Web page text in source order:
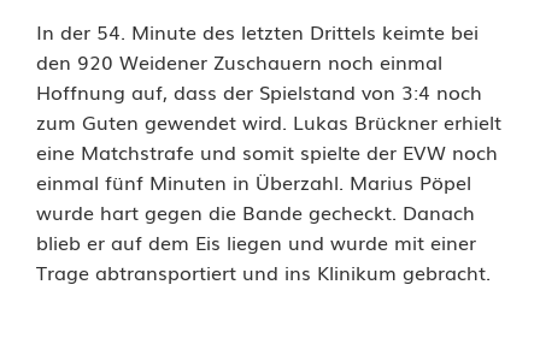
e
r
e
N
i
e
In der 54. Minute des letzten Drittels keimte bei
den 920 Weidener Zuschauern noch einmal
Hoffnung auf, dass der Spielstand von 3:4 noch
zum Guten gewendet wird. Lukas Brückner erhielt
eine Matchstrafe und somit spielte der EVW noch
einmal fünf Minuten in Überzahl. Marius Pöpel
wurde hart gegen die Bande gecheckt. Danach
blieb er auf dem Eis liegen und wurde mit einer
Trage abtransportiert und ins Klinikum gebracht.